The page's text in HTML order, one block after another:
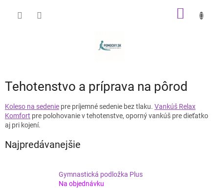
Tehotenstvo a príprava na pôrod
Koleso na sedenie pre príjemné sedenie bez tlaku. Vankúš Relax
Komfort pre polohovanie v tehotenstve, oporný vankúš pre dieťatko
aj pri kojení.
Najpredávanejšie
Gymnastická podložka Plus
Na objednávku